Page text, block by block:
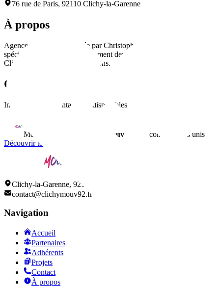
76 rue de Paris, 92110 Clichy-la-Garenne
À propos
Agence immobilière dirigée par Christophe ARDENOIS,
spécialisée dans l'accompagnement des projets immobiliers sur
Clichy-la-Garenne et ses environs.
Contact
Informations de contact non disponibles
Membre du réseau ClichyMouv • 150+ commerçants unis
Découvrir tous nos adhérents
Clichy-la-Garenne, 92110
contact@clichymouv92.fr
Navigation
Accueil
Partenaires
Adhérents
Projets
Contact
À propos